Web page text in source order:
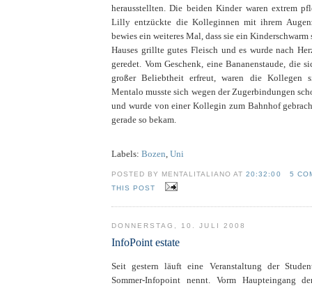
herausstellten. Die beiden Kinder waren extrem
Lilly entzückte die Kolleginnen mit ihrem
bewies ein weiteres Mal, dass sie ein Kinderschwarm
Hauses grillte gutes Fleisch und es wurde nach
geredet. Vom Geschenk, eine Bananenstaude, die
großer Beliebtheit erfreut, waren die Kollegen
Mentalo musste sich wegen der Zugerbindungen
und wurde von einer Kollegin zum Bahnhof
gerade so bekam.
Labels: Bozen, Uni
POSTED BY MENTALITALIANO AT20:32:00
5
THIS POST
DONNERSTAG, 10. JULI 2008
InfoPoint estate
Seit gestern läuft eine Veranstaltung der
Sommer-Infopoint nennt. Vorm Haupteingang